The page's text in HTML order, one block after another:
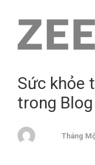
Sức khỏe
trong
Tháng